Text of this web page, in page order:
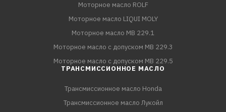
Моторное масло ROLF
Моторное масло LIQUI MOLY
Моторное масло MB 229.1
Моторное масло с допуском MB 229.3
Моторное масло с допуском MB 229.5
ТРАНСМИССИОННОЕ МАСЛО
Трансмиссионное масло Honda
Трансмиссионное масло Лукойл